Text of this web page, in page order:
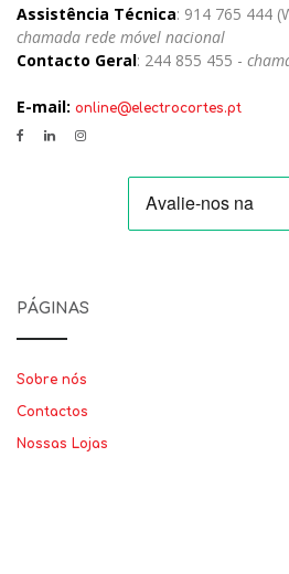
Assistência Técnica: 914 765 444
chamada rede móvel nacional
Contacto Geral: 244 855 455 -
E-mail: online@electrocortes.pt
PÁGINAS
Sobre nós
Contactos
Nossas Lojas